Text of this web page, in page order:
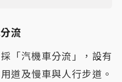
流
「汽機車分流」，設有
道及慢車與人行步道。